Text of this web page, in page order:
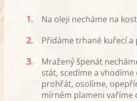
1.
Na oleji necháme na
2.
Přidáme trhané kuřecí
3.
Mražený špenát
stát, scedíme a
prohřát, osolíme,
mírném plameni vaříme